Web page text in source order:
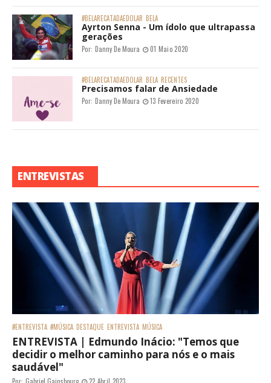
#BELARECATADAEDOLAR BELA
Ayrton Senna - Um ídolo que ultrapassa
gerações
Por: Danny De Moura 01 Maio 2020
#BELARECATADAEDOLAR BELA RECENTES
Precisamos falar de Ansiedade
Por: Danny De Moura 13 Fevereiro 2020
ENTREVISTAS
#ENTREVISTA #MÚSICA DESTAQUE ENTREVISTA MÚSICA
ENTREVISTA | Edmundo Inácio: "Temos que
decidir o melhor caminho para nós e o mais
saudável"